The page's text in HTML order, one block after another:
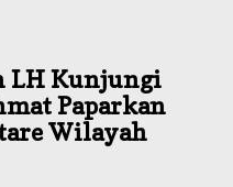
LH Kunjungi
Paparkan
Wilayah